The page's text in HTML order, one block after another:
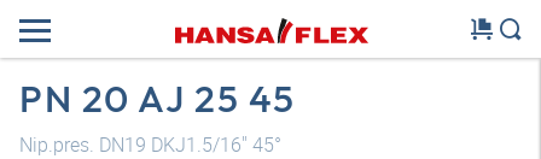
PN 20 AJ 25 45
Nip.pres. DN19 DKJ1.5/16" 45°